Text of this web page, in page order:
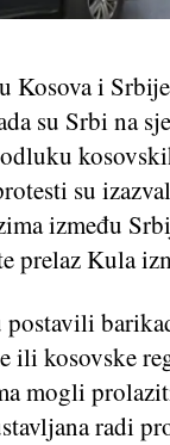
Kosova i
su Srbi na
su
između
prelaz Kula
ili kosovske
mogli
radi